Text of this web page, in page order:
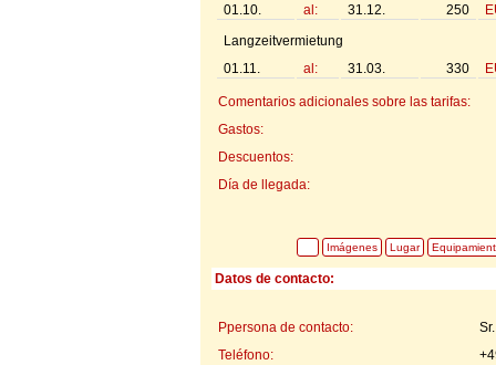
01.10.
al: 31.12. 250
Langzeitvermietung
01.11.
al: 31.03. 330
Comentarios adicionales sobre las tarifas:
Gastos:
Descuentos:
Día de llegada:
Imágenes Lugar
Datos de contacto:
Ppersona de contacto:
Teléfono: